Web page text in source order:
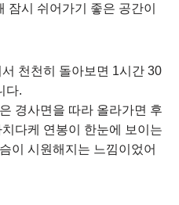
잠시 쉬어가기 좋은 공간이
천천히 돌아보면 1시간 30
다.
경사면을 따라 올라가면 후
다케 연봉이 한눈에 보이는
이 시원해지는 느낌이었어